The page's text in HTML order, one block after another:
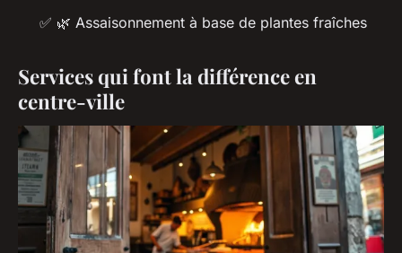
✅ 🌿 Assaisonnement à base de plantes fraîches
Services qui font la différence en
centre-ville